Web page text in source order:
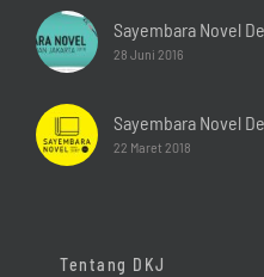
Sayembara Novel
28 Juni 2016
Sayembara Novel
22 Maret 2018
Tentang DKJ